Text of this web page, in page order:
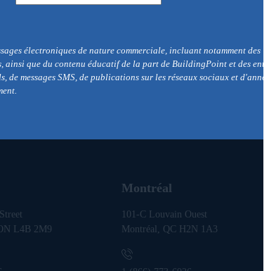
électroniques de nature commerciale, incluant notamment des
ainsi que du contenu éducatif de la part de BuildingPoint et des
messages SMS, de publications sur les réseaux sociaux et
L4B 2M9
Montréal
101-C Louvain Ouest
Montréal, QC H2N 1A3